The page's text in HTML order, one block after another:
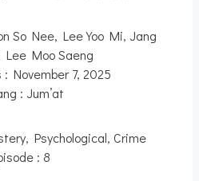
So Nee, Lee Yoo Mi, Jang
Lee Moo Saeng
November 7, 2025
: Jum’at
Psychological, Crime
: 8